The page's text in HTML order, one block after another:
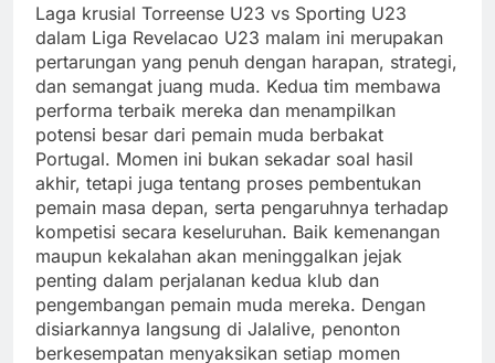
Laga krusial Torreense U23 vs Sporting U23
dalam Liga Revelacao U23 malam ini merupakan
pertarungan yang penuh dengan harapan, strategi,
dan semangat juang muda. Kedua tim membawa
performa terbaik mereka dan menampilkan
potensi besar dari pemain muda berbakat
Portugal. Momen ini bukan sekadar soal hasil
akhir, tetapi juga tentang proses pembentukan
pemain masa depan, serta pengaruhnya terhadap
kompetisi secara keseluruhan. Baik kemenangan
maupun kekalahan akan meninggalkan jejak
penting dalam perjalanan kedua klub dan
pengembangan pemain muda mereka. Dengan
disiarkannya langsung di Jalalive, penonton
berkesempatan menyaksikan setiap momen